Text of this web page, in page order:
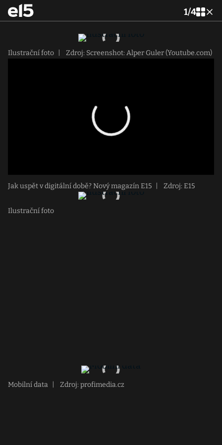
1/4
Ilustrační foto Zdroj: Screenshot: Alper Guler (Youtube.com)
Jak uspět v digitální době? Nový magazín E15 Zdroj: E15
Ilustrační foto
Mobilní data Zdroj: profimedia.cz